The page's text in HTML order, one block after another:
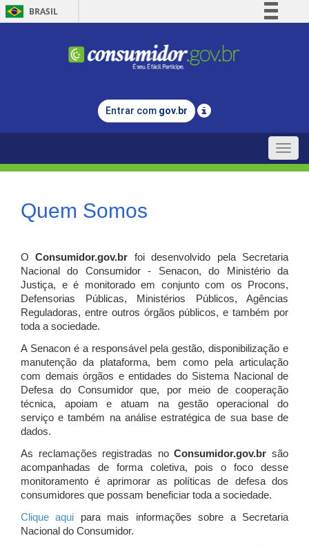
BRASIL
Comunica BR
Legislação
Entrar com gov.br
Toggle
Quem Somos
OConsumidor.gov.br
foi desenvolvido pela Secretaria
Nacional do Consumidor - Senacon, do Ministério da
Justiça, e é monitorado em conjunto com os Procons,
Defensorias Públicas, Ministérios Públicos, Agências
Reguladoras, entre outros órgãos públicos, e também por
toda a sociedade.
A Senacon é a responsável pela gestão, disponibilização e
manutenção da plataforma, bem como pela articulação
com demais órgãos e entidades do Sistema Nacional de
Defesa do Consumidor que, por meio de cooperação
técnica, apoiam e atuam na gestão operacional do
serviço e também na análise estratégica de sua base de
dados.
As reclamações registradas noConsumidor.gov.br são
acompanhadas de forma coletiva, pois o foco desse
monitoramento é aprimorar as políticas de defesa dos
consumidores que possam beneficiar toda a sociedade.
Clique aqui para mais informações sobre a Secretaria
Nacional do Consumidor.